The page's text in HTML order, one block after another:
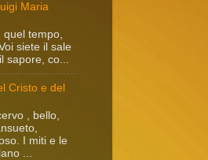
Maria
tempo,
siete il sale
co...
Cristo e del
, bello,
I miti e le
...